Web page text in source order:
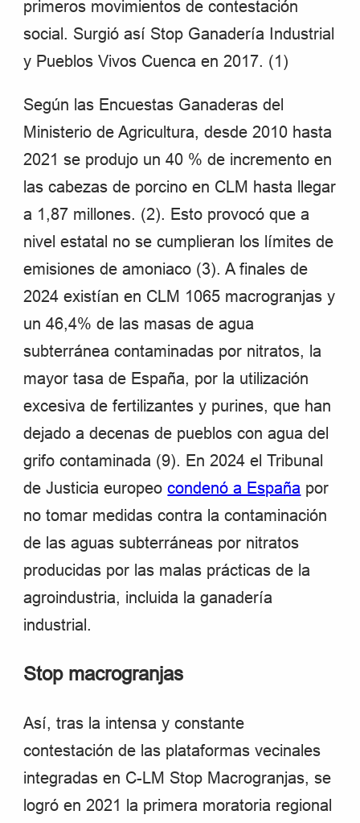
primeros movimientos de contestación
social. Surgió así Stop Ganadería Industrial
y Pueblos Vivos Cuenca en 2017. (1)
Según las Encuestas Ganaderas del
Ministerio de Agricultura, desde 2010 hasta
2021 se produjo un 40 % de incremento en
las cabezas de porcino en CLM hasta llegar
a 1,87 millones. (2). Esto provocó que a
nivel estatal no se cumplieran los límites de
emisiones de amoniaco (3). A finales de
2024 existían en CLM 1065 macrogranjas y
un 46,4% de las masas de agua
subterránea contaminadas por nitratos, la
mayor tasa de España, por la utilización
excesiva de fertilizantes y purines, que han
dejado a decenas de pueblos con agua del
grifo contaminada (9). En 2024 el Tribunal
de Justicia europeocondenó a España por
no tomar medidas contra la contaminación
de las aguas subterráneas por nitratos
producidas por las malas prácticas de la
agroindustria, incluida la ganadería
industrial.
Stop macrogranjas
Así, tras la intensa y constante
contestación de las plataformas vecinales
integradas en C-LM Stop Macrogranjas, se
logró en 2021 la primera moratoria regional